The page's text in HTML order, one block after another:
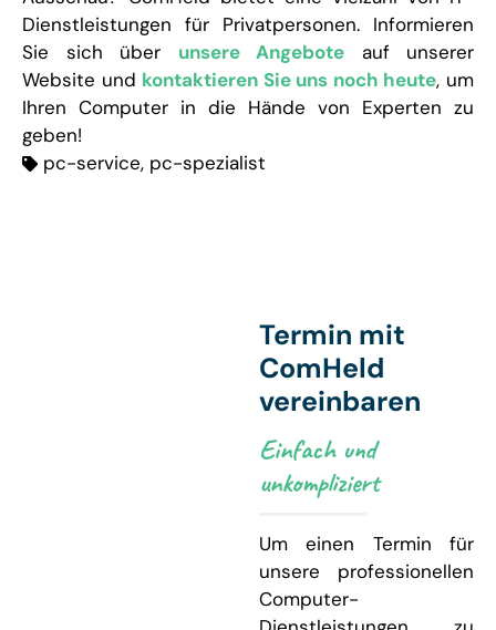
Dienstleistungen für Privatpersonen. Informieren
Sie sich über unsere Angebote auf unserer
Website und kontaktieren Sie uns noch heute, um
Ihren Computer in die Hände von Experten zu
geben!
pc-service, pc-spezialist
Termin mit
ComHeld
vereinbaren
Einfach und
unkompliziert
Um einen Termin für
unsere professionellen
Computer-